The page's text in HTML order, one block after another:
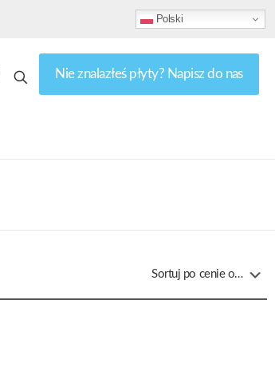
Polski
Nie znalazłeś płyty? Napisz do nas